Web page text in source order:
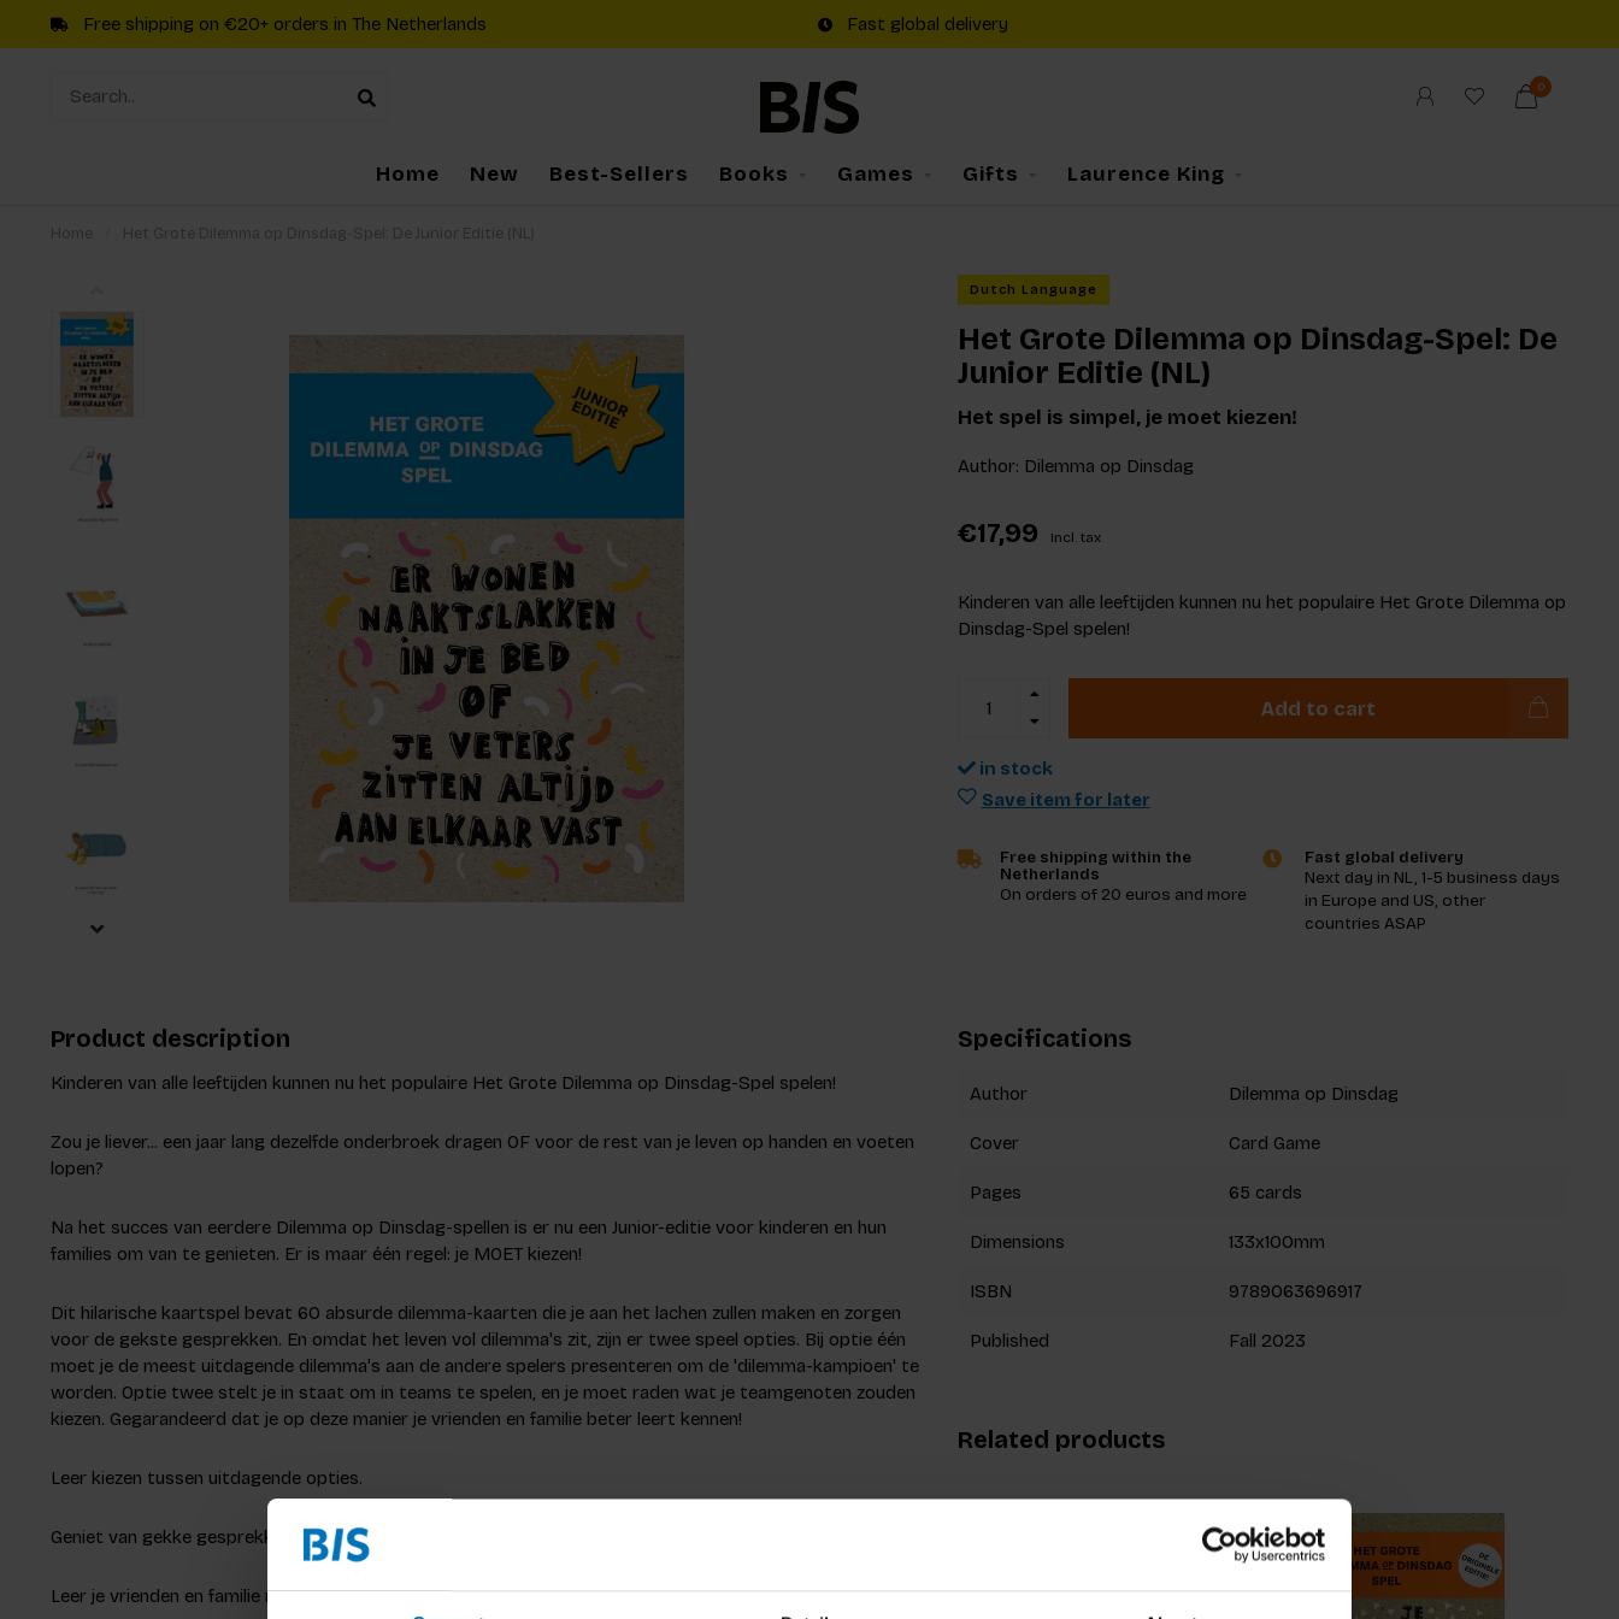
Free shipping on €20+ orders in The Netherlands Fast global delivery
0
Home New Best-Sellers Books Games Gifts Laurence King
Dutch Language
Het Grote Dilemma op Dinsdag-Spel: De
Junior Editie (NL)
Het spel is simpel, je moet kiezen!
Author: Dilemma op Dinsdag
€17,99 Incl. tax
Kinderen van alle leeftijden kunnen nu het populaire Het Grote Dilemma op
Dinsdag-Spel spelen!
Add to cart
in stock
Save item for later
Free shipping within the
Netherlands
On orders of 20 euros and more
Fast global delivery
Next day in NL, 1-5 business days
in Europe and US, other
countries ASAP
Product description
Kinderen van alle leeftijden kunnen nu het populaire Het Grote Dilemma op Dinsdag-Spel spelen!
Zou je liever... een jaar lang dezelfde onderbroek dragen OF voor de rest van je leven op handen en voeten
lopen?
Na het succes van eerdere Dilemma op Dinsdag-spellen is er nu een Junior-editie voor kinderen en hun
families om van te genieten. Er is maar één regel: je MOET kiezen!
Dit hilarische kaartspel bevat 60 absurde dilemma-kaarten die je aan het lachen zullen maken en zorgen
voor de gekste gesprekken. En omdat het leven vol dilemma's zit, zijn er twee speel opties. Bij optie één
moet je de meest uitdagende dilemma's aan de andere spelers presenteren om de 'dilemma-kampioen' te
worden. Optie twee stelt je in staat om in teams te spelen, en je moet raden wat je teamgenoten zouden
kiezen. Gegarandeerd dat je op deze manier je vrienden en familie beter leert kennen!
Leer kiezen tussen uitdagende opties.
Geniet van gekke gesprekken en hilarische dilemma's.
Leer je vrienden en familie nog beter kennen.
Specifications
Author Dilemma op Dinsdag
Cover Card Game
Pages 65 cards
Dimensions 133x100mm
ISBN 9789063696917
Published Fall 2023
Related products